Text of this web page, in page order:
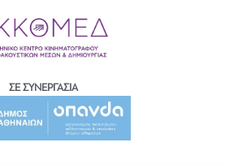
ΣΕ ΣΥΝΕΡΓΑΣΙΑ